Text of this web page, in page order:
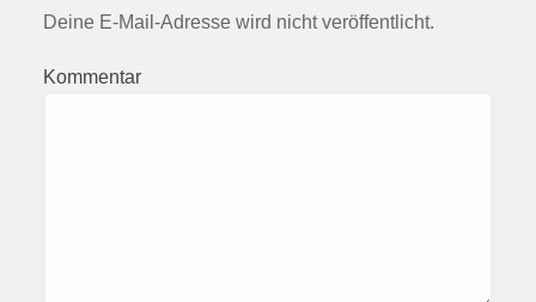
Deine E-Mail-Adresse wird nicht veröffentlicht.
Kommentar